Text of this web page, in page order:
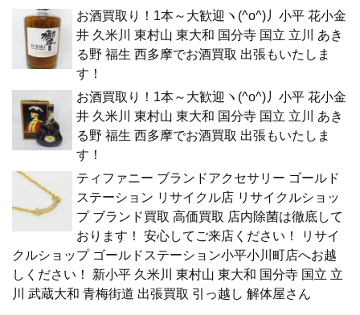
お酒買取り！1本～大歓迎ヽ(^o^)丿小平 花小金
井 久米川 東村山 東大和 国分寺 国立 立川 あき
る野 福生 西多摩でお酒買取 出張もいたしま
す！
お酒買取り！1本～大歓迎ヽ(^o^)丿小平 花小金
井 久米川 東村山 東大和 国分寺 国立 立川 あき
る野 福生 西多摩でお酒買取 出張もいたしま
す！
ティファニー ブランドアクセサリー ゴールド
ステーション リサイクル店 リサイクルショッ
プ ブランド買取 高価買取 店内除菌は徹底して
おります！ 安心してご来店ください！ リサイ
クルショップ ゴールドステーション小平小川町店へお越
しください！ 新小平 久米川 東村山 東大和 国分寺 国立 立
川 武蔵大和 青梅街道 出張買取 引っ越し 解体屋さん